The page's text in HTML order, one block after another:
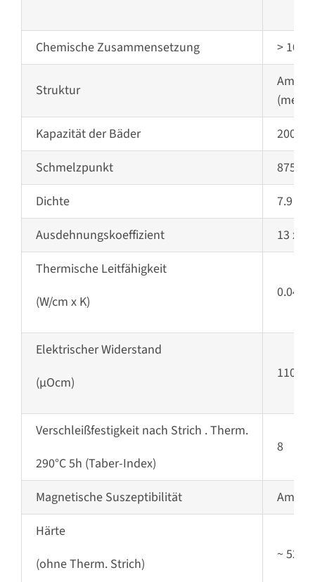
Chemische Zusammensetzung > 10%
Struktur
Kapazität der Bäder
2000 x
Schmelzpunkt
875°C
Dichte
7.9
Ausdehnungskoeffizient
13 x
Thermische Leitfähigkeit
(W/cm x K)
0.044
Elektrischer Widerstand
(µOcm)
110
Verschleißfestigkeit nach Strich . Therm.
290°C 5h (Taber-Index)
8
Magnetische Suszeptibilität
Härte
(ohne Therm. Strich)
~ 520